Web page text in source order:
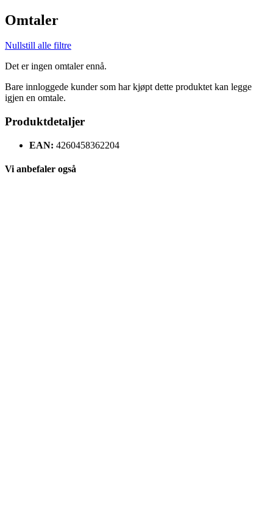
Omtaler
Nullstill alle filtre
Det er ingen omtaler ennå.
Bare innloggede kunder som har kjøpt dette produktet kan legge
igjen en omtale.
Produktdetaljer
EAN: 4260458362204
Vi anbefaler også